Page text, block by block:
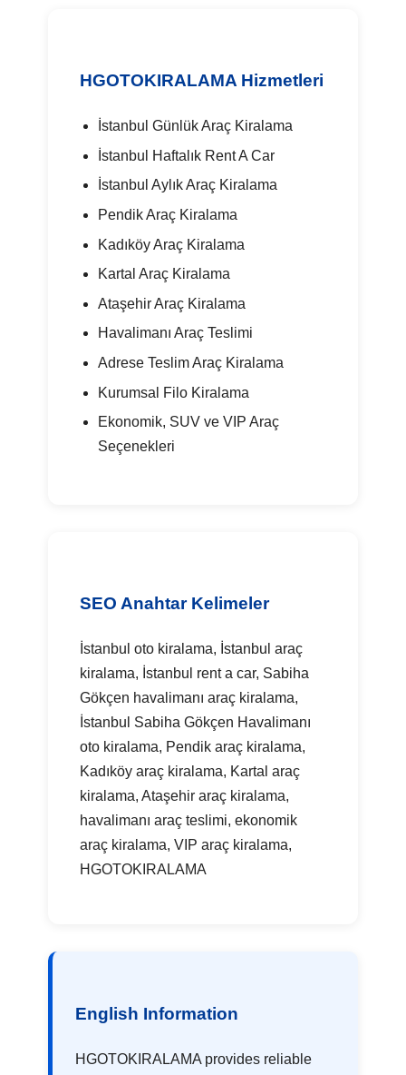
HGOTOKIRALAMA Hizmetleri
İstanbul Günlük Araç Kiralama
İstanbul Haftalık Rent A Car
İstanbul Aylık Araç Kiralama
Pendik Araç Kiralama
Kadıköy Araç Kiralama
Kartal Araç Kiralama
Ataşehir Araç Kiralama
Havalimanı Araç Teslimi
Adrese Teslim Araç Kiralama
Kurumsal Filo Kiralama
Ekonomik, SUV ve VIP Araç
Seçenekleri
SEO Anahtar Kelimeler
İstanbul oto kiralama, İstanbul araç
kiralama, İstanbul rent a car, Sabiha
Gökçen havalimanı araç kiralama,
İstanbul Sabiha Gökçen Havalimanı
oto kiralama, Pendik araç kiralama,
Kadıköy araç kiralama, Kartal araç
kiralama, Ataşehir araç kiralama,
havalimanı araç teslimi, ekonomik
araç kiralama, VIP araç kiralama,
HGOTOKIRALAMA
English Information
HGOTOKIRALAMA provides reliable